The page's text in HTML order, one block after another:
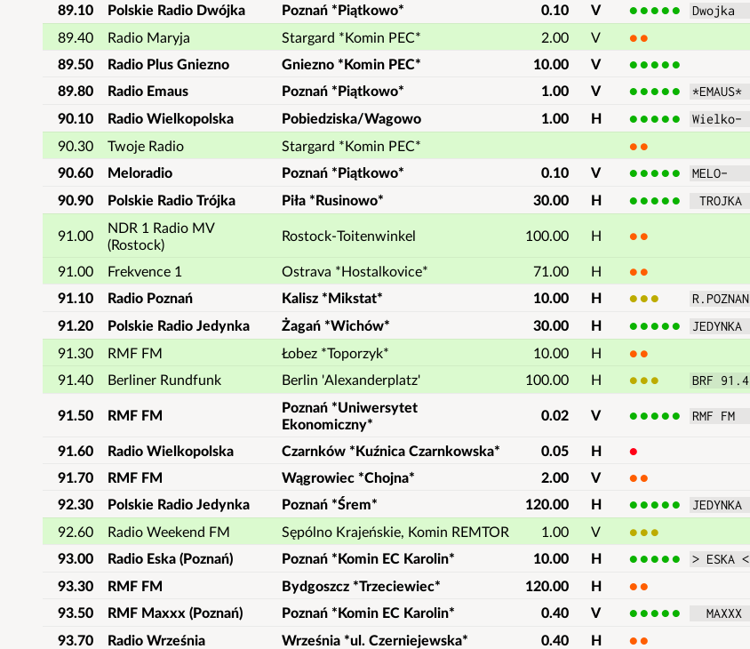
89.10
Polskie Radio Dwójka Poznań *Piątkowo* 0.10 V 5 Dwojka
89.40
Radio Maryja Stargard *Komin PEC* 2.00 V 2
89.50
Radio Plus Gniezno Gniezno *Komin PEC* 10.00 V 5
89.80
Radio Emaus Poznań *Piątkowo* 1.00 V 5 *EMAUS*
90.10
Radio Wielkopolska Pobiedziska/Wagowo 1.00 H 5 Wielko-
90.30
Twoje Radio Stargard *Komin PEC* 2
90.60
Meloradio Poznań *Piątkowo* 0.10 V 5 MELO-
90.90
Polskie Radio Trójka Piła *Rusinowo* 30.00 H 5 TROJKA
91.00
NDR 1 Radio MV
(Rostock)
Rostock-Toitenwinkel 100.00 H 2
91.00 Frekvence 1 Ostrava *Hostalkovice* 71.00 H 2
91.10
Radio Poznań Kalisz *Mikstat* 10.00 H 3 R.POZNAN
91.20
Polskie Radio Jedynka Żagań *Wichów* 30.00 H 5 JEDYNKA
91.30
RMF FM Łobez *Toporzyk* 10.00 H 2
91.40
Berliner Rundfunk Berlin 'Alexanderplatz' 100.00 H 3 BRF 91.4
91.50 RMF FM
Poznań *Uniwersytet
Ekonomiczny*
0.02 V 5 RMF FM
91.60 Radio Wielkopolska Czarnków *Kuźnica Czarnkowska* 0.05 H 1
91.70
RMF FM Wągrowiec *Chojna* 2.00 V 2
92.30
Polskie Radio Jedynka Poznań *Śrem* 120.00 H 5 JEDYNKA
92.60
Radio Weekend FM Sępólno Krajeńskie, Komin REMTOR 1.00 V 3
93.00
Radio Eska (Poznań) Poznań *Komin EC Karolin* 10.00 H 5 > ESKA <
93.30
RMF FM Bydgoszcz *Trzeciewiec* 120.00 H 2
93.50
RMF Maxxx (Poznań) Poznań *Komin EC Karolin* 0.40 V 5
  MAXXX
93.70
Radio Września Września *ul. Czerniejewska* 0.40 H 2